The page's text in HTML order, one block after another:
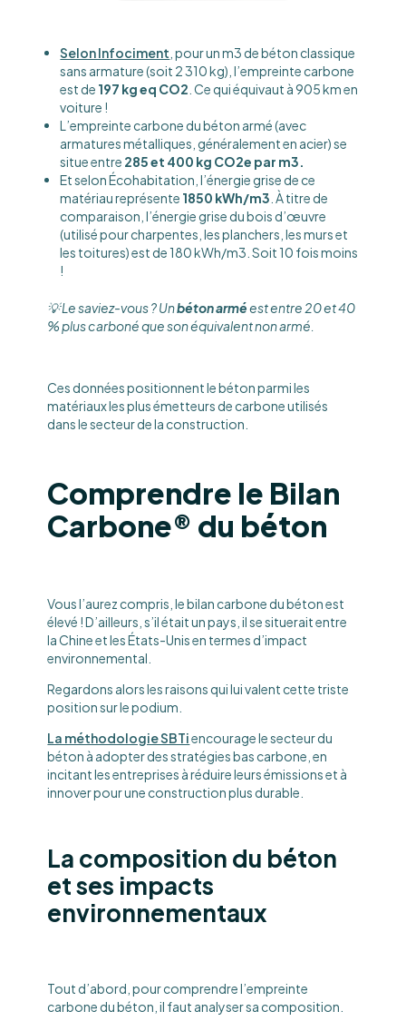
Selon Infociment , pour un m3 de béton classique
sans armature (soit 2 310 kg), l’empreinte carbone
est de 197 kg eq CO2 . Ce qui équivaut à 905 km en
voiture !
L’empreinte carbone du béton armé (avec
armatures métalliques, généralement en acier) se
situe entre 285 et 400 kg CO2e par m3.
Et selon Écohabitation, l’énergie grise de ce
matériau représente 1850 kWh/m3 . À titre de
comparaison, l’énergie grise du bois d’œuvre
(utilisé pour charpentes, les planchers, les murs et
les toitures) est de 180 kWh/m3. Soit 10 fois moins
!
💡 Le saviez-vous ? Unbéton arméest entre 20 et 40
% plus carboné que son équivalent non armé.
Ces données positionnent le béton parmi les
matériaux les plus émetteurs de carbone utilisés
dans le secteur de la construction.
Comprendre le Bilan
Carbone® du béton
Vous l’aurez compris, le bilan carbone du béton est
élevé ! D’ailleurs, s’il était un pays, il se situerait entre
la Chine et les États-Unis en termes d’impact
environnemental.
Regardons alors les raisons qui lui valent cette triste
position sur le podium.
La méthodologie SBTiencourage le secteur du
béton à adopter des stratégies bas carbone, en
incitant les entreprises à réduire leurs émissions et à
innover pour une construction plus durable.
La composition du béton
et ses impacts
environnementaux
Tout d’abord, pour comprendre l’empreinte
carbone du béton, il faut analyser sa composition.